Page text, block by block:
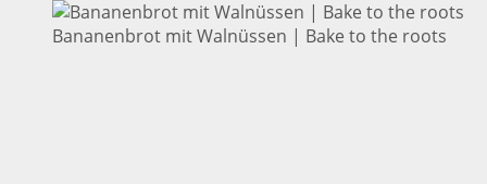
Bananenbrot mit Walnüssen | Bake to the roots